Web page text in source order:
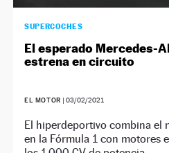
SUPERCOCHES
El esperado Mercedes-
estrena en circuito
EL MOTOR | 03/02/2021
El hiperdeportivo combina el
en la Fórmula 1 con motores